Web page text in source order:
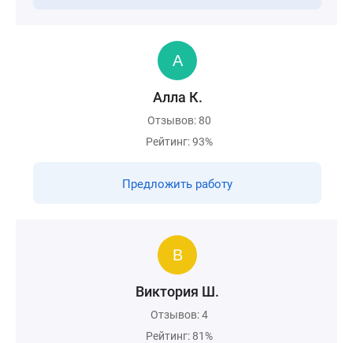
Алла К.
Отзывов: 80
Рейтинг: 93%
Предложить работу
Виктория Ш.
Отзывов: 4
Рейтинг: 81%